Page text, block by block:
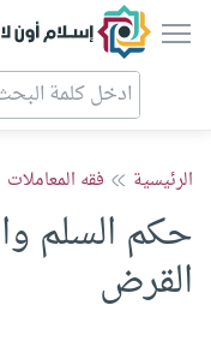
إسلام
الرئيسية فقه المعاملات
حكم السلم
القرض